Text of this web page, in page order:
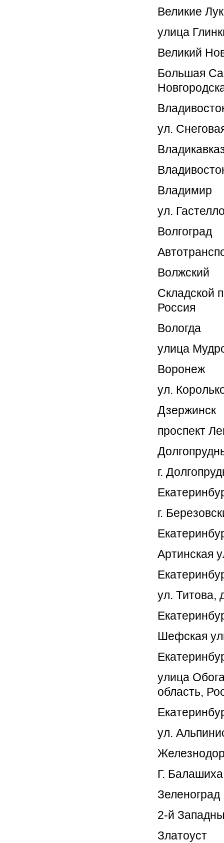
Великие
улица
Великий
Большая
ул.
Владимир
ул.
Волгоград
Волжский
Складской
Россия
Вологда
улица
Воронеж
ул.
Дзержинск
проспект
г.
г.
Артинская
ул. Титова,
Шефская
улица
область,
ул.
Г.
Зеленоград
2-й
Златоуст